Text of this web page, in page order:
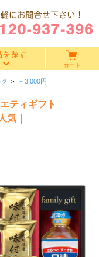
を探す
カート
> ～3,000円
エティギフト
｜